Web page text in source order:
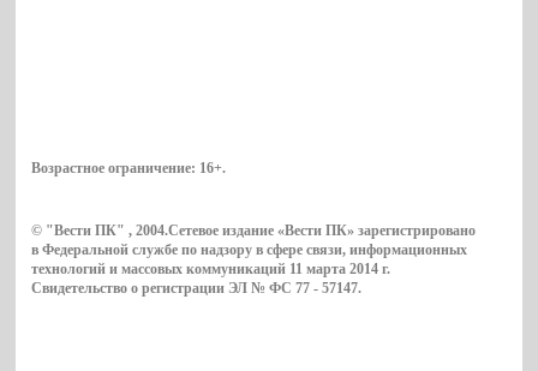
Возрастное ограничение: 16+.
© "Вести ПК" , 2004.Сетевое издание «Вести ПК» зарегистрировано
в Федеральной службе по надзору в сфере связи, информационных
технологий и массовых коммуникаций 11 марта 2014 г.
Свидетельство о регистрации ЭЛ № ФС 77 - 57147.